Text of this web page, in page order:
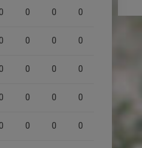
0 0 0
0 0 0
0 0 0
0 0 0
0 0 0